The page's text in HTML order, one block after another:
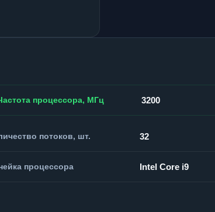
процессора, МГц 3200
потоков, шт. 32
процессора Intel Core i9